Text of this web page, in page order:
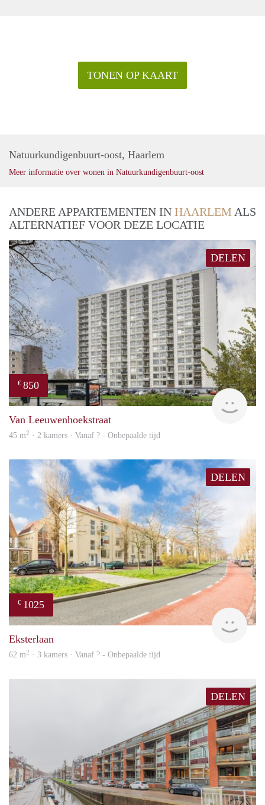
TONEN OP KAART
Natuurkundigenbuurt-oost, Haarlem
Meer informatie over wonen in Natuurkundigenbuurt-oost
ANDERE APPARTEMENTEN IN HAARLEM ALS
ALTERNATIEF VOOR DEZE LOCATIE
DELEN
€ 850
Van Leeuwenhoekstraat
45 m2 · 2 kamers · Vanaf ? - Onbepaalde tijd
DELEN
€ 1025
Eksterlaan
62 m2 · 3 kamers · Vanaf ? - Onbepaalde tijd
DELEN